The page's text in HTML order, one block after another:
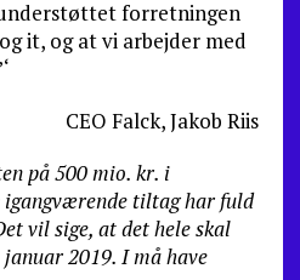
forretningen
it, og at vi arbejder med
CEO Falck, Jakob Riis
på 500 mio. kr. i
igangværende tiltag har fuld
vil sige, at det hele skal
2019. I må have